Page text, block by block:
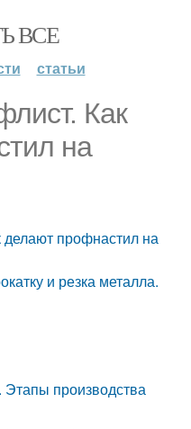
ВСЕ
статьи
Как
на
делают профнастил на
и резка металла.
Этапы производства